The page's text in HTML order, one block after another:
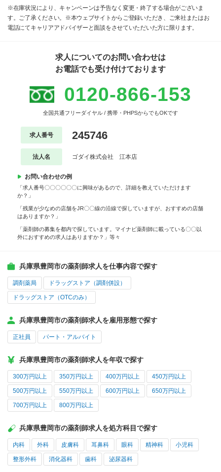
※在庫状況により、キャンペーンは予告なく変更・終了する場合がございま
す。ご了承ください。※本ウェブサイトからご登録いただき、ご来社またはお
電話にてキャリアアドバイザーと面談をさせていただいた方に限ります。
求人についてのお問い合わせは
お電話でも受け付けております
0120-866-153
全国共通フリーダイヤル / 携帯・PHPSからでもOKです
求人番号 245746
法人名 ゴダイ株式会社 江本店
お問い合わせの例
「求人番号〇〇〇〇〇〇に興味があるので、詳細を教えていただけます
か？」
「残業が少なめの店舗をJR〇〇線の沿線で探していますが、おすすめの店舗
はありますか？」
「薬剤師の募集を都内で探しています。マイナビ薬剤師に載っている〇〇以
外におすすめの求人はありますか？」等々
兵庫県豊岡市の薬剤師求人を仕事内容で探す
調剤薬局 ドラッグストア（調剤併設）
ドラッグストア（OTCのみ）
兵庫県豊岡市の薬剤師求人を雇用形態で探す
正社員 パート・アルバイト
兵庫県豊岡市の薬剤師求人を年収で探す
300万円以上 350万円以上 400万円以上 450万円以上
500万円以上 550万円以上 600万円以上 650万円以上
700万円以上 800万円以上
兵庫県豊岡市の薬剤師求人を処方科目で探す
内科 外科 皮膚科 耳鼻科 眼科 精神科 小児科
整形外科 消化器科 歯科 泌尿器科